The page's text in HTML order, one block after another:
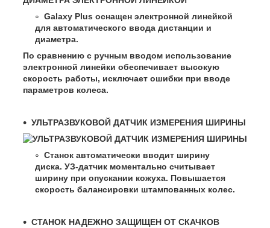
Galaxy Plus оснащен электронной линейкой
для автоматического ввода дистанции и
диаметра.
По сравнению с ручным вводом использование
электронной линейки обеспечивает высокую
скорость работы, исключает ошибки при вводе
параметров колеса.
УЛЬТРАЗВУКОВОЙ ДАТЧИК ИЗМЕРЕНИЯ ШИРИНЫ
Станок автоматически вводит ширину
диска. УЗ-датчик моментально считывает
ширину при опускании кожуха. Повышается
скорость балансировки штампованных колес.
СТАНОК НАДЕЖНО ЗАЩИЩЕН ОТ СКАЧКОВ